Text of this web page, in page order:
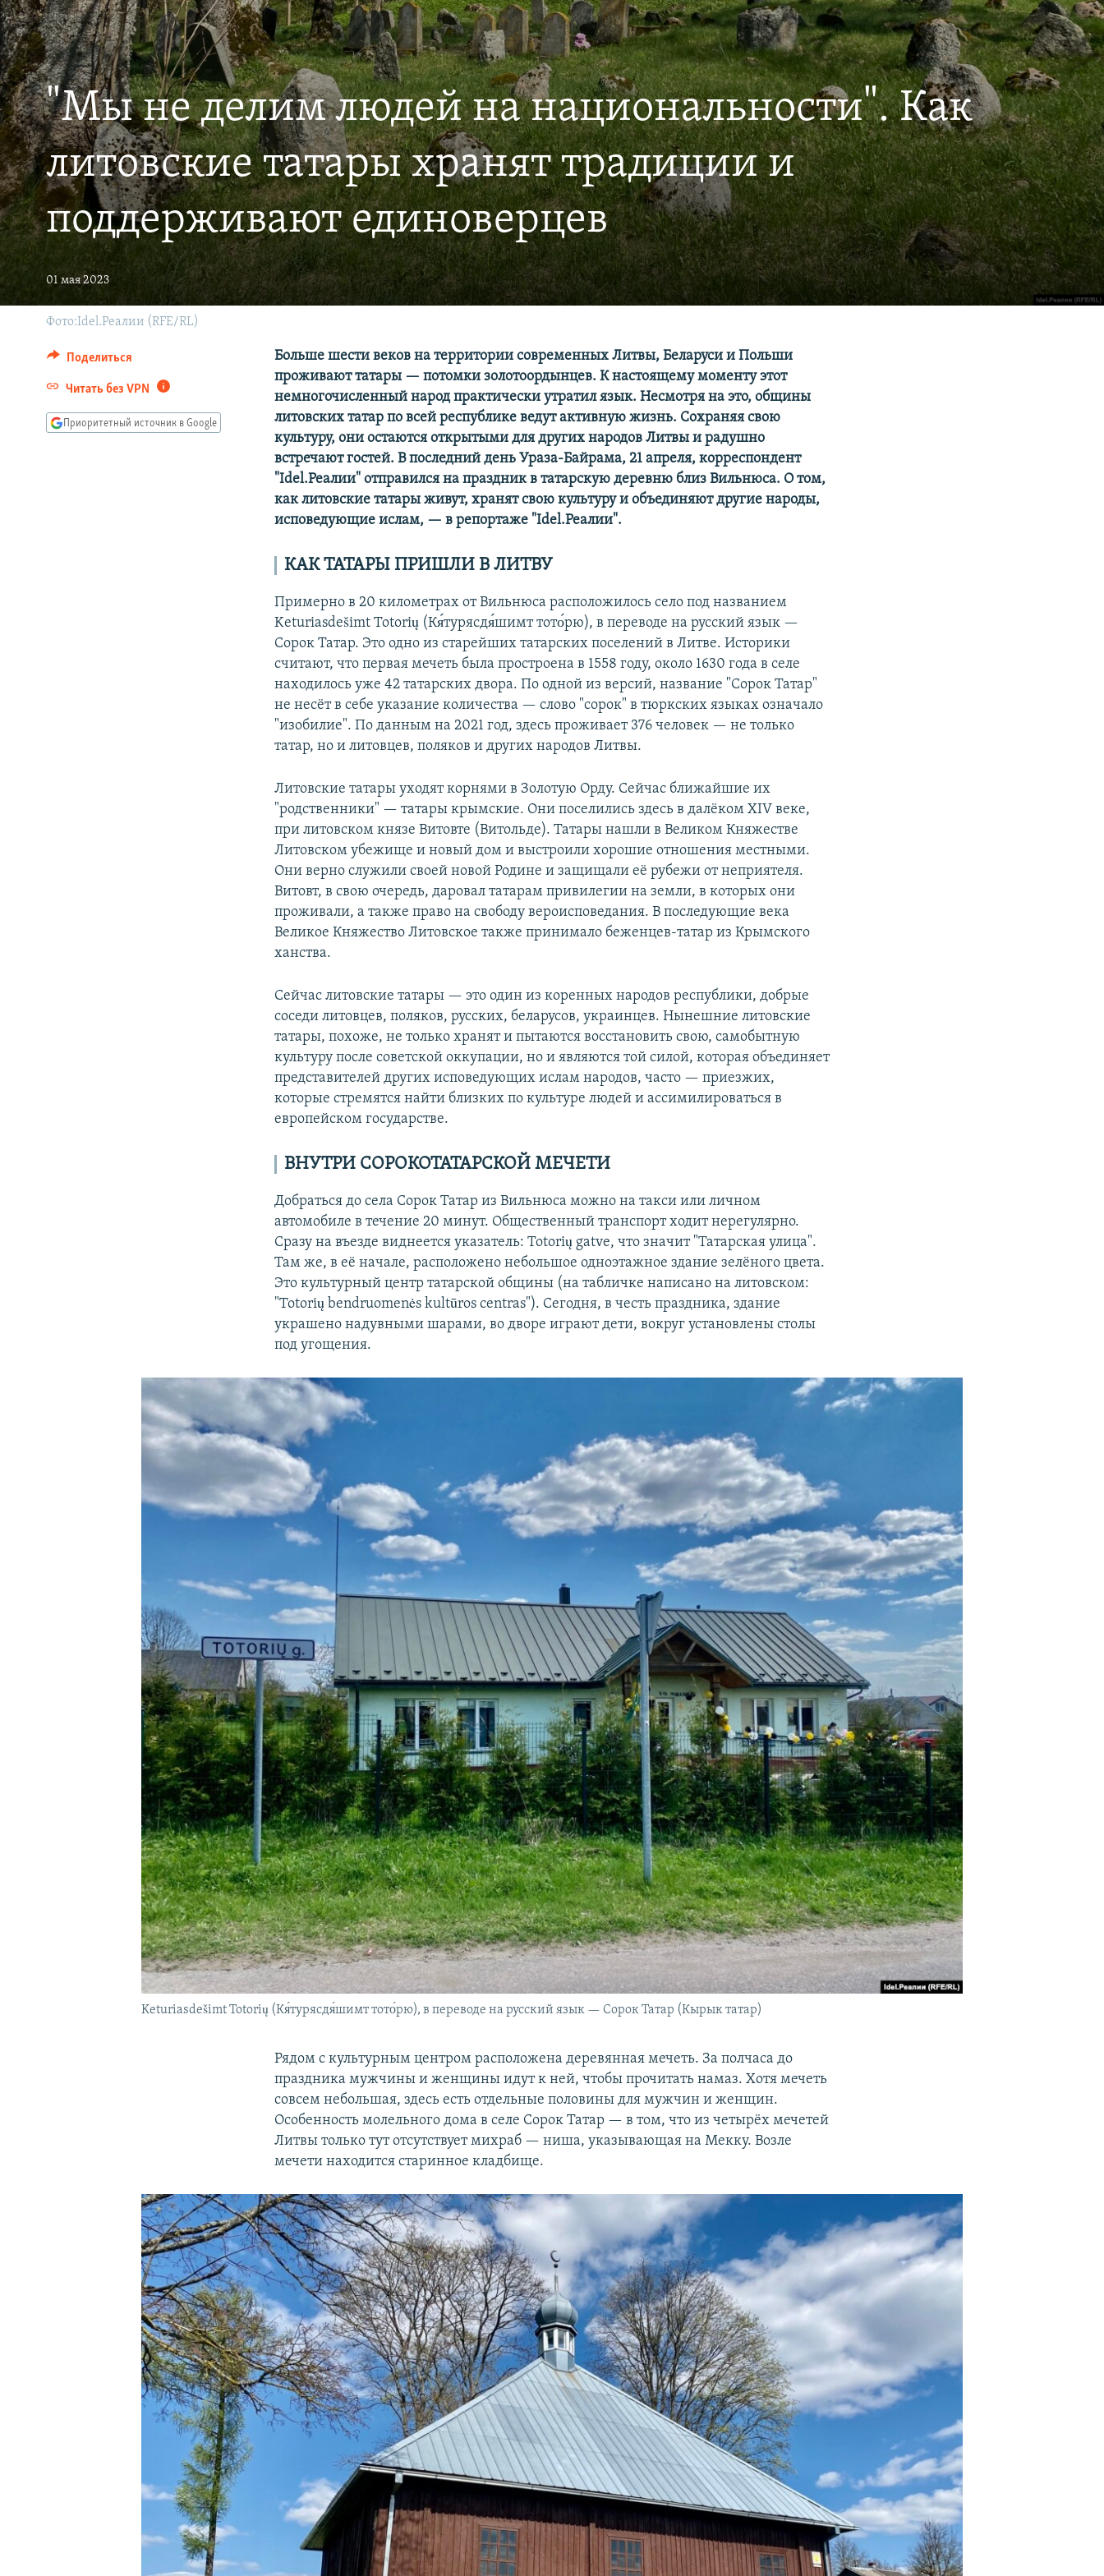
ПОДПИШИТЕСЬ НА РАССЫЛКУ
"Мы не делим людей на национальности". Как
литовские татары хранят традиции и
поддерживают единоверцев
01 мая 2023
Фото:Idel.Реалии (RFE/RL)
Поделиться
Читать без VPN
Приоритетный источник в Google
Больше шести веков на территории современных Литвы, Беларуси и Польши
проживают татары — потомки золотоордынцев. К настоящему моменту этот
немногочисленный народ практически утратил язык. Несмотря на это, общины
литовских татар по всей республике ведут активную жизнь. Сохраняя свою
культуру, они остаются открытыми для других народов Литвы и радушно
встречают гостей. В последний день Ураза-Байрама, 21 апреля, корреспондент
"Idel.Реалии" отправился на праздник в татарскую деревню близ Вильнюса. О том,
как литовские татары живут, хранят свою культуру и объединяют другие народы,
исповедующие ислам, — в репортаже "Idel.Реалии".
КАК ТАТАРЫ ПРИШЛИ В ЛИТВУ
Примерно в 20 километрах от Вильнюса расположилось село под названием
Keturiasdešimt Totorių (Кя́турясдя́шимт тото́рю), в переводе на русский язык —
Сорок Татар. Это одно из старейших татарских поселений в Литве. Историки
считают, что первая мечеть была простроена в 1558 году, около 1630 года в селе
находилось уже 42 татарских двора. По одной из версий, название "Сорок Татар"
не несёт в себе указание количества — слово "сорок" в тюркских языках означало
"изобилие". По данным на 2021 год, здесь проживает 376 человек — не только
татар, но и литовцев, поляков и других народов Литвы.
Литовские татары уходят корнями в Золотую Орду. Сейчас ближайшие их
"родственники" — татары крымские. Они поселились здесь в далёком XIV веке,
при литовском князе Витовте (Витольде). Татары нашли в Великом Княжестве
Литовском убежище и новый дом и выстроили хорошие отношения местными.
Они верно служили своей новой Родине и защищали её рубежи от неприятеля.
Витовт, в свою очередь, даровал татарам привилегии на земли, в которых они
проживали, а также право на свободу вероисповедания. В последующие века
Великое Княжество Литовское также принимало беженцев-татар из Крымского
ханства.
Сейчас литовские татары — это один из коренных народов республики, добрые
соседи литовцев, поляков, русских, беларусов, украинцев. Нынешние литовские
татары, похоже, не только хранят и пытаются восстановить свою, самобытную
культуру после советской оккупации, но и являются той силой, которая объединяет
представителей других исповедующих ислам народов, часто — приезжих,
которые стремятся найти близких по культуре людей и ассимилироваться в
европейском государстве.
ВНУТРИ СОРОКОТАТАРСКОЙ МЕЧЕТИ
Добраться до села Сорок Татар из Вильнюса можно на такси или личном
автомобиле в течение 20 минут. Общественный транспорт ходит нерегулярно.
Сразу на въезде виднеется указатель: Totorių gatve, что значит "Татарская улица".
Там же, в её начале, расположено небольшое одноэтажное здание зелёного цвета.
Это культурный центр татарской общины (на табличке написано на литовском:
"Totorių bendruomenės kultūros centras"). Сегодня, в честь праздника, здание
украшено надувными шарами, во дворе играют дети, вокруг установлены столы
под угощения.
Keturiasdešimt Totorių (Кя́турясдя́шимт тото́рю), в переводе на русский язык — Сорок Татар (Кырык татар)
Рядом с культурным центром расположена деревянная мечеть. За полчаса до
праздника мужчины и женщины идут к ней, чтобы прочитать намаз. Хотя мечеть
совсем небольшая, здесь есть отдельные половины для мужчин и женщин.
Особенность молельного дома в селе Сорок Татар — в том, что из четырёх мечетей
Литвы только тут отсутствует михраб — ниша, указывающая на Мекку. Возле
мечети находится старинное кладбище.